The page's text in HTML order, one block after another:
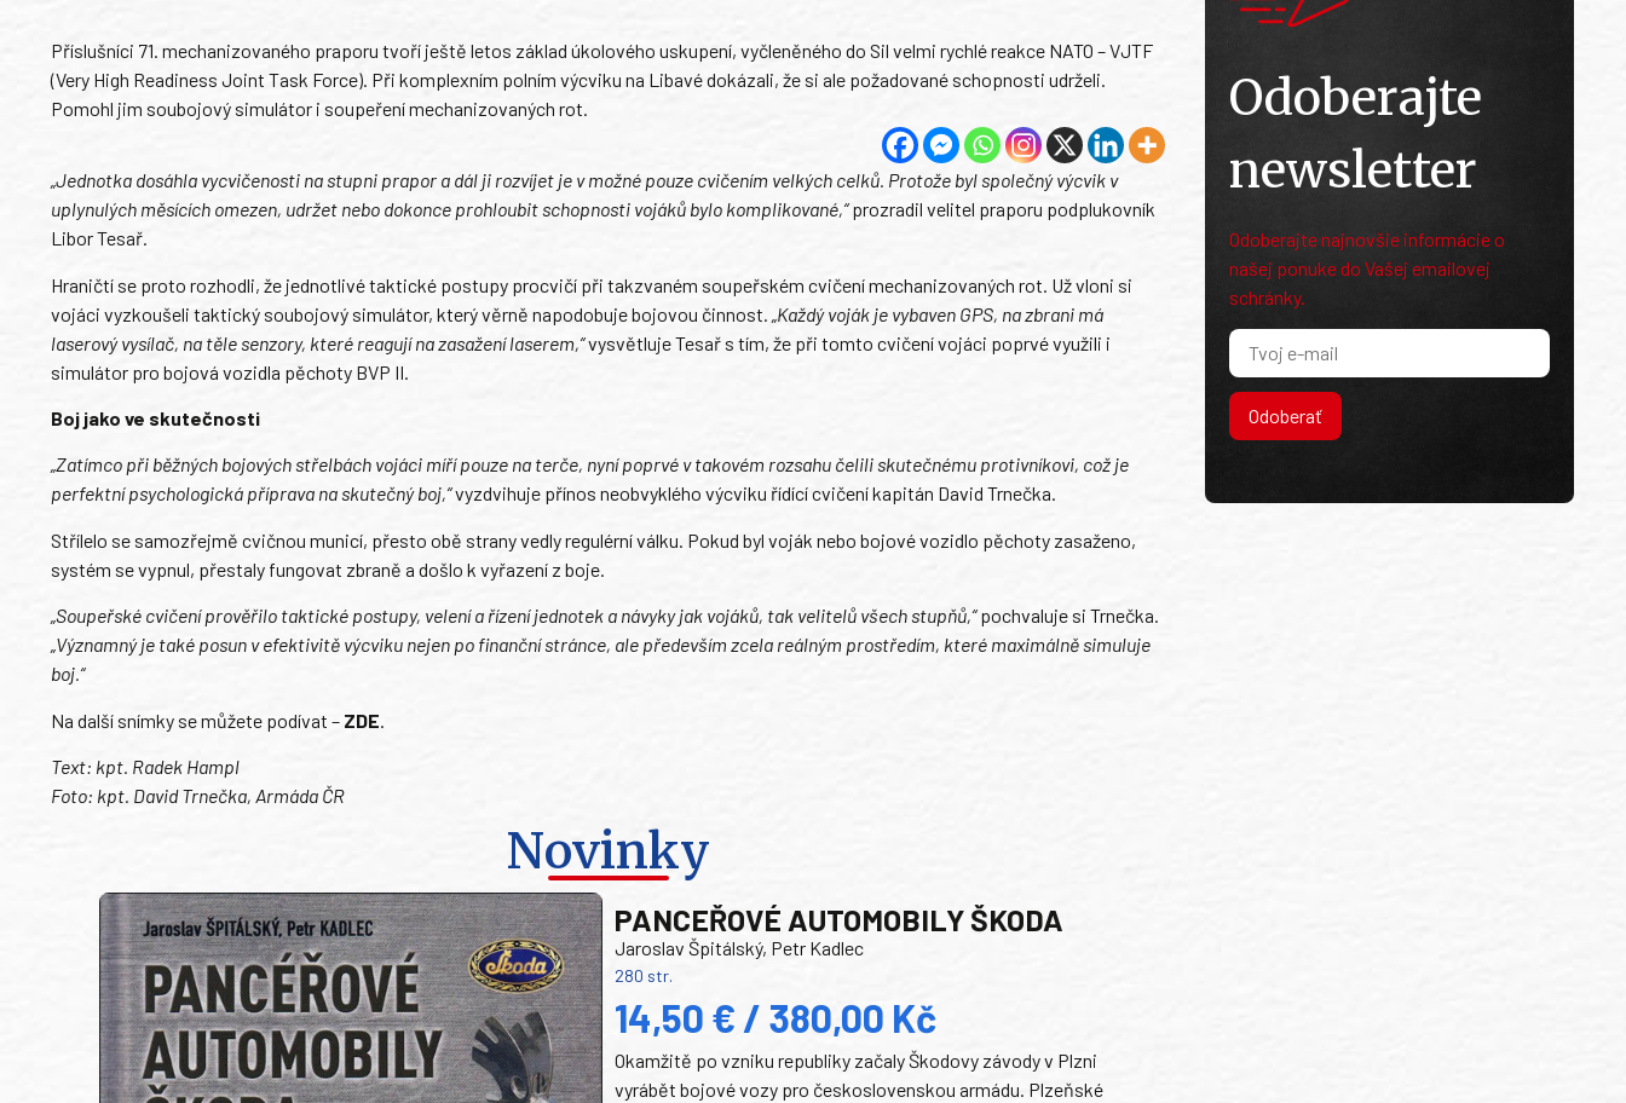
Příslušníci 71. mechanizovaného praporu tvoří ještě letos základ úkolového uskupení, vyčleněného do Sil velmi rychlé reakce NATO – VJTF
(Very High Readiness Joint Task Force). Při komplexním polním výcviku na Libavé dokázali, že si ale požadované schopnosti udrželi.
Pomohl jim soubojový simulátor i soupeření mechanizovaných rot.
„Jednotka dosáhla vycvičenosti na stupni prapor a dál ji rozvíjet je v možné pouze cvičením velkých celků. Protože byl společný výcvik v
uplynulých měsících omezen, udržet nebo dokonce prohloubit schopnosti vojáků bylo komplikované,“prozradil velitel praporu podplukovník
Libor Tesař.
Hraničtí se proto rozhodli, že jednotlivé taktické postupy procvičí při takzvaném soupeřském cvičení mechanizovaných rot. Už vloni si
vojáci vyzkoušeli taktický soubojový simulátor, který věrně napodobuje bojovou činnost.
„Každý voják je vybaven GPS, na zbrani má
laserový vysílač, na těle senzory, které reagují na zasažení laserem,“vysvětluje Tesař s tím, že při tomto cvičení vojáci poprvé využili i
simulátor pro bojová vozidla pěchoty BVP II.
Boj jako ve skutečnosti
„Zatímco při běžných bojových střelbách vojáci míří pouze na terče, nyní poprvé v takovém rozsahu čelili skutečnému protivníkovi, což je
perfektní psychologická příprava na skutečný boj,“vyzdvihuje přínos neobvyklého výcviku řídící cvičení kapitán David Trnečka.
Střílelo se samozřejmě cvičnou municí, přesto obě strany vedly regulérní válku. Pokud byl voják nebo bojové vozidlo pěchoty zasaženo,
systém se vypnul, přestaly fungovat zbraně a došlo k vyřazení z boje.
„Soupeřské cvičení prověřilo taktické postupy, velení a řízení jednotek a návyky jak vojáků, tak velitelů všech stupňů,“pochvaluje si Trnečka.
„Významný je také posun v efektivitě výcviku nejen po finanční stránce, ale především zcela reálným prostředím, které maximálně simuluje
boj.“
Na další snímky se můžete podívat – ZDE
Text: kpt. Radek Hampl
Foto: kpt. David Trnečka, Armáda ČR
Novinky
PANCEŘOVÉ AUTOMOBILY ŠKODA
Jaroslav Špitálský, Petr Kadlec
280 str.
14,50 € / 380,00 Kč
Okamžitě po vzniku republiky začaly Škodovy závody v Plzni
vyrábět bojové vozy pro československou armádu. Plzeňské
Odoberajte
newsletter
Odoberajte najnovšie informácie o
našej ponuke do Vašej emailovej
schránky.
Odoberať